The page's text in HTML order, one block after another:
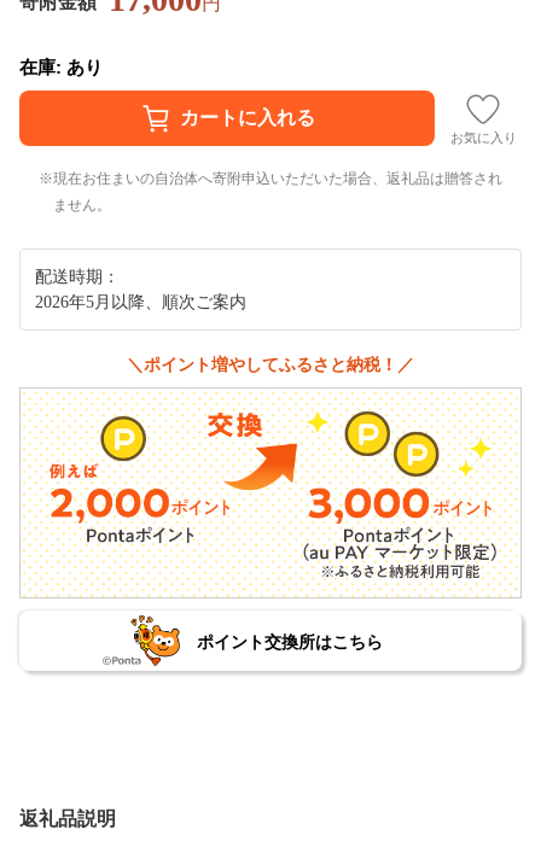
在庫: あり
お気に入り
現在お住まいの自治体へ寄附申込いただいた場合、返礼品は贈答され
ません。
配送時期：
2026年5月以降、順次ご案内
＼ポイント増やしてふるさと納税！／
ポイント交換所はこちら
返礼品説明